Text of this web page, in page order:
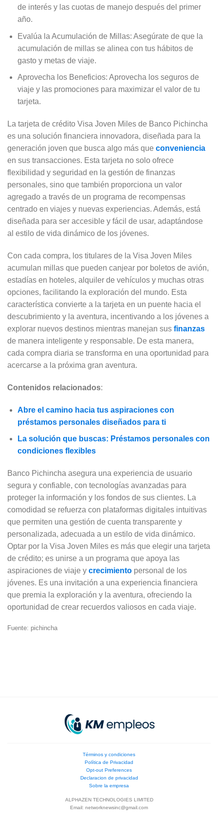
de interés y las cuotas de manejo después del primer
año.
Evalúa la Acumulación de Millas: Asegúrate de que la
acumulación de millas se alinea con tus hábitos de
gasto y metas de viaje.
Aprovecha los Beneficios: Aprovecha los seguros de
viaje y las promociones para maximizar el valor de tu
tarjeta.
La tarjeta de crédito Visa Joven Miles de Banco Pichincha
es una solución financiera innovadora, diseñada para la
generación joven que busca algo más que conveniencia
en sus transacciones. Esta tarjeta no solo ofrece
flexibilidad y seguridad en la gestión de finanzas
personales, sino que también proporciona un valor
agregado a través de un programa de recompensas
centrado en viajes y nuevas experiencias. Además, está
diseñada para ser accesible y fácil de usar, adaptándose
al estilo de vida dinámico de los jóvenes.
Con cada compra, los titulares de la Visa Joven Miles
acumulan millas que pueden canjear por boletos de avión,
estadías en hoteles, alquiler de vehículos y muchas otras
opciones, facilitando la exploración del mundo. Esta
característica convierte a la tarjeta en un puente hacia el
descubrimiento y la aventura, incentivando a los jóvenes a
explorar nuevos destinos mientras manejan sus finanzas
de manera inteligente y responsable. De esta manera,
cada compra diaria se transforma en una oportunidad para
acercarse a la próxima gran aventura.
Contenidos relacionados:
Abre el camino hacia tus aspiraciones con
préstamos personales diseñados para ti
La solución que buscas: Préstamos personales con
condiciones flexibles
Banco Pichincha asegura una experiencia de usuario
segura y confiable, con tecnologías avanzadas para
proteger la información y los fondos de sus clientes. La
comodidad se refuerza con plataformas digitales intuitivas
que permiten una gestión de cuenta transparente y
personalizada, adecuada a un estilo de vida dinámico.
Optar por la Visa Joven Miles es más que elegir una tarjeta
de crédito; es unirse a un programa que apoya las
aspiraciones de viaje y crecimiento personal de los
jóvenes. Es una invitación a una experiencia financiera
que premia la exploración y la aventura, ofreciendo la
oportunidad de crear recuerdos valiosos en cada viaje.
Fuente: pichincha
Términos y condiciones
Política de Privacidad
Opt-out Preferences
Declaracion de privacidad
Sobre la empresa
ALPHAZEN TECHNOLOGIES LIMITED
Email: networknewsinc@gmail.com